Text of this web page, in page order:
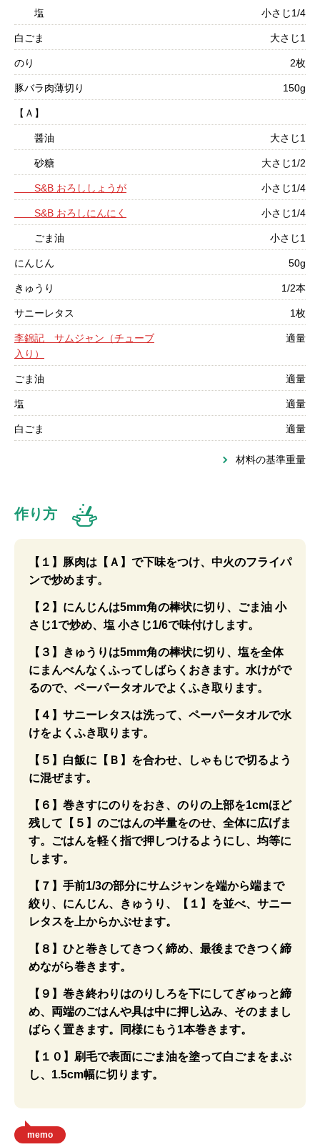
塩 小さじ1/4
白ごま 大さじ1
のり 2枚
豚バラ肉薄切り 150g
【Ａ】
醤油 大さじ1
砂糖 大さじ1/2
S&B おろししょうが 小さじ1/4
S&B おろしにんにく 小さじ1/4
ごま油 小さじ1
にんじん 50g
きゅうり 1/2本
サニーレタス 1枚
李錦記 サムジャン（チューブ
入り）
適量
ごま油 適量
塩 適量
白ごま 適量
材料の基準重量
作り方
【１】豚肉は【Ａ】で下味をつけ、中火のフライパ
ンで炒めます。
【２】にんじんは5mm角の棒状に切り、ごま油 小
さじ1で炒め、塩 小さじ1/6で味付けします。
【３】きゅうりは5mm角の棒状に切り、塩を全体
にまんべんなくふってしばらくおきます。水けがで
るので、ペーパータオルでよくふき取ります。
【４】サニーレタスは洗って、ペーパータオルで水
けをよくふき取ります。
【５】白飯に【Ｂ】を合わせ、しゃもじで切るよう
に混ぜます。
【６】巻きすにのりをおき、のりの上部を1cmほど
残して【５】のごはんの半量をのせ、全体に広げま
す。ごはんを軽く指で押しつけるようにし、均等に
します。
【７】手前1/3の部分にサムジャンを端から端まで
絞り、にんじん、きゅうり、【１】を並べ、サニー
レタスを上からかぶせます。
【８】ひと巻きしてきつく締め、最後まできつく締
めながら巻きます。
【９】巻き終わりはのりしろを下にしてぎゅっと締
め、両端のごはんや具は中に押し込み、そのままし
ばらく置きます。同様にもう1本巻きます。
【１０】刷毛で表面にごま油を塗って白ごまをまぶ
し、1.5cm幅に切ります。
memo